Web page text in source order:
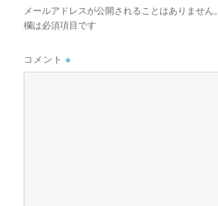
メールアドレスが公開されることはありません。
欄は必須項目です
コメント※